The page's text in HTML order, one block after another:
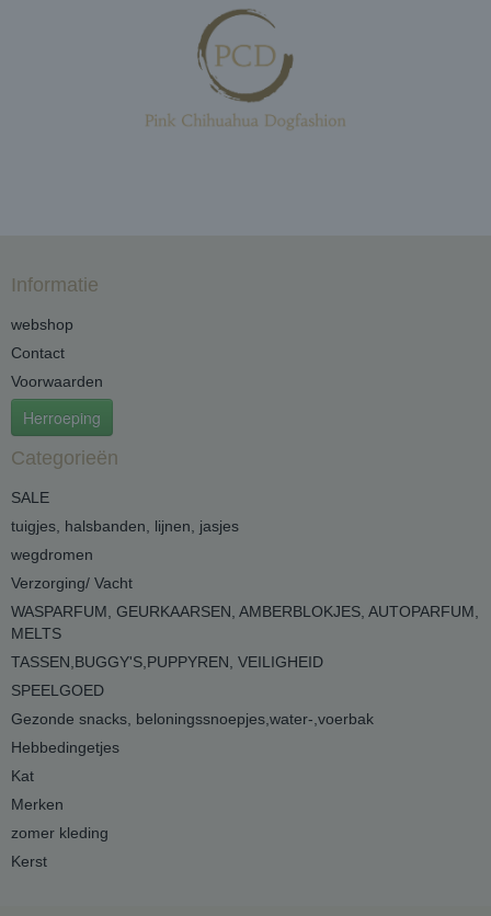
Informatie
webshop
Contact
Voorwaarden
Herroeping
Categorieën
SALE
tuigjes, halsbanden, lijnen, jasjes
wegdromen
Verzorging/ Vacht
WASPARFUM, GEURKAARSEN, AMBERBLOKJES, AUTOPARFUM,
MELTS
TASSEN,BUGGY'S,PUPPYREN, VEILIGHEID
SPEELGOED
Gezonde snacks, beloningssnoepjes,water-,voerbak
Hebbedingetjes
Kat
Merken
zomer kleding
Kerst